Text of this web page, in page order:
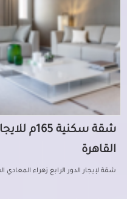
شقة سكنية
القاهرة
شقة لإيجار الدور الرابع زهراء المعادي